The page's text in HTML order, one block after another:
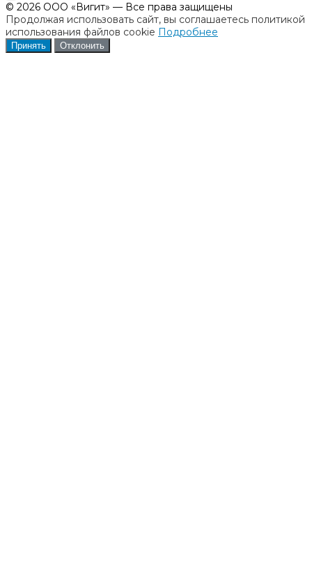
© 2026 ООО «Вигит» — Все права защищены
Продолжая использовать сайт, вы соглашаетесь политикой
использования файлов cookie Подробнее
Принять Отклонить